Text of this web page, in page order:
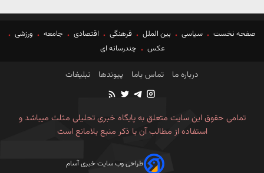
صفحه نخست سیاسی بین الملل فرهنگی اقتصادی جامعه
ورزشی
عکس
چندرسانه ای
درباره ما تماس باما پیوندها تبلیغات
تمامی حقوق این سایت متعلق به پایگاه خبری تحلیلی مثلث میباشد و
استفاده از مطالب آن با ذکر منبع بلامانع است
طراحی وب سایت خبری آسام